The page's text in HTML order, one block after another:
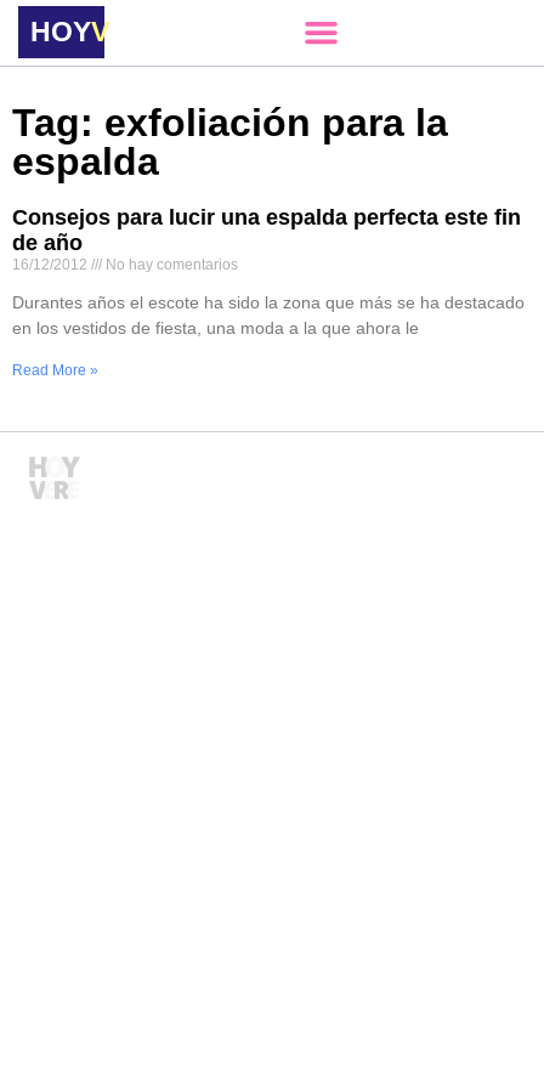
HOYVERE
Tag: exfoliación para la
espalda
Consejos para lucir una espalda perfecta este fin
de año
16/12/2012 No hay comentarios
Durantes años el escote ha sido la zona que más se ha destacado
en los vestidos de fiesta, una moda a la que ahora le
Read More »